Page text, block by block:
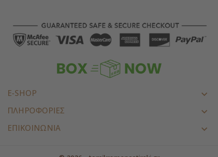
E-SHOP 
ΠΛΗΡΟΦΟΡΙΕΣ 
ΕΠΙΚΟΙΝΩΝΊΑ 